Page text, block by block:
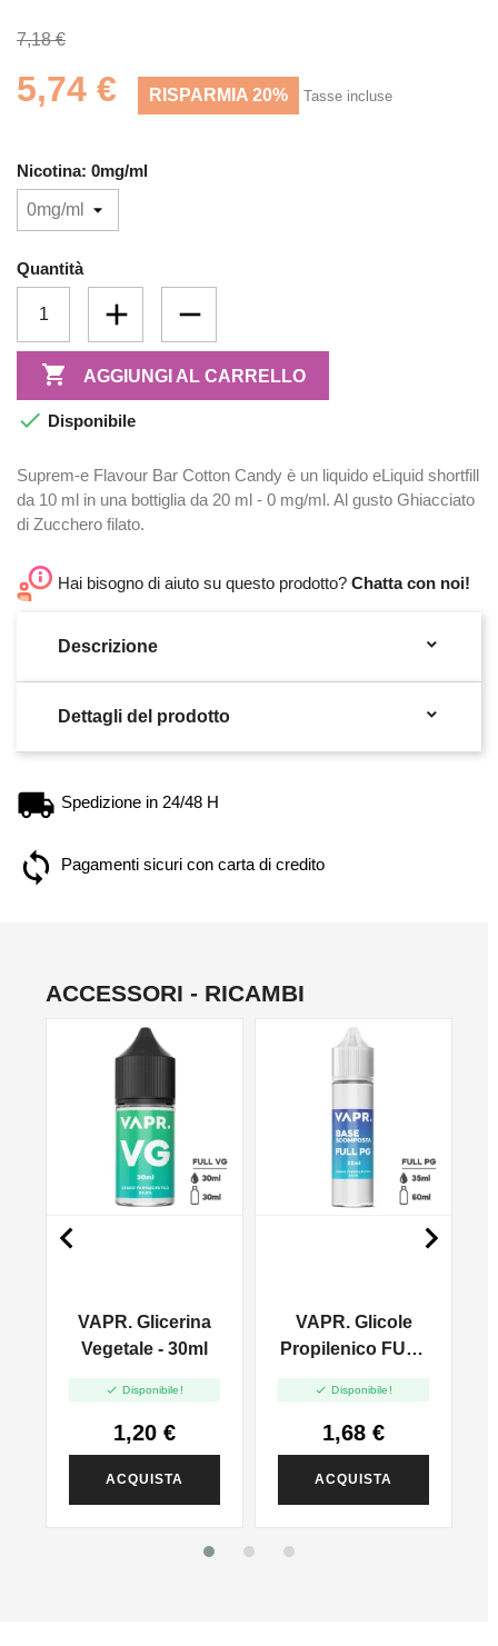
7,18 €
5,74 € RISPARMIA 20% Tasse incluse
Nicotina: 0mg/ml
Quantità
 AGGIUNGI AL CARRELLO
 Disponibile
Suprem-e Flavour Bar Cotton Candy è un liquido eLiquid shortfill
da 10 ml in una bottiglia da 20 ml - 0 mg/ml. Al gusto Ghiacciato
di Zucchero filato.
Hai bisogno di aiuto su questo prodotto? Chatta con noi!
Descrizione 
Dettagli del prodotto 
Spedizione in 24/48 H
Pagamenti sicuri con carta di credito
ACCESSORI - RICAMBI
VAPR. Glicerina
Vegetale - 30ml
 Disponibile!
1,20 €
ACQUISTA
VAPR. Glicole
Propilenico FULL
 Disponibile!
1,68 €
ACQUISTA
 